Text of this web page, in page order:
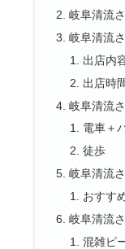
岐阜清流
岐阜清流
出店内
出店時
岐阜清流
電車＋
徒歩
岐阜清流
おすす
岐阜清流
混雑ピ